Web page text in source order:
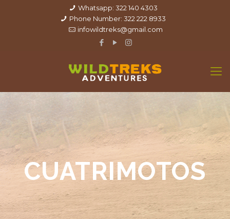
Whatsapp: 322 140 4303
Phone Number: 322 222 8933
infowildtreks@gmail.com
CUATRIMOTOS